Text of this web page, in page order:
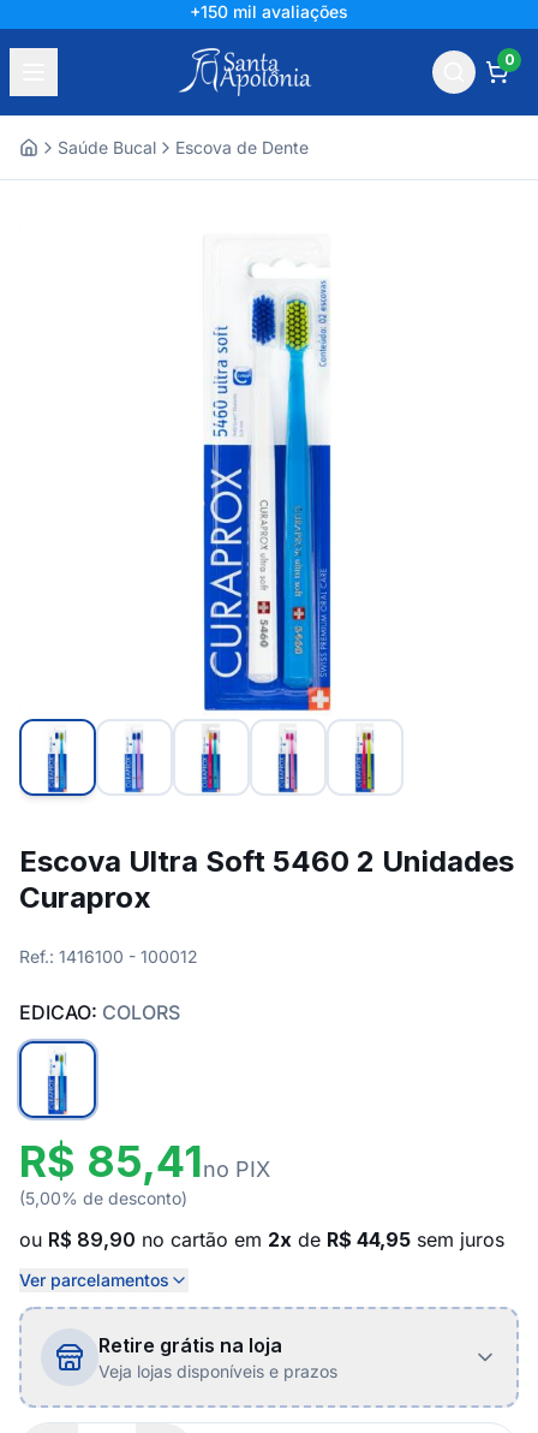
+150 mil avaliações
0
Saúde Bucal Escova de Dente
Escova Ultra Soft 5460 2 Unidades
Curaprox
Ref.: 1416100 - 100012
EDICAO: COLORS
R$ 85,41no PIX
(5,00% de desconto)
ou R$ 89,90 no cartão em 2x de R$ 44,95 sem juros
Ver parcelamentos
Retire grátis na loja
Veja lojas disponíveis e prazos